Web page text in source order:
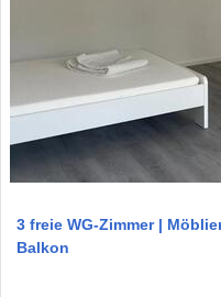
3 freie WG-Zimmer |
Balkon